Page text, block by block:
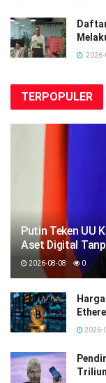
2026-
TERPOPULER
Putin Teken UU
Aset Digital
2026-08-08 0
2026-